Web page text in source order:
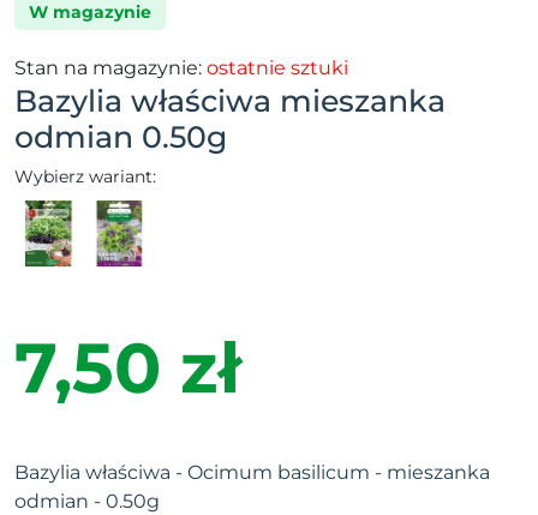
W magazynie
Stan na magazynie: ostatnie sztuki
Bazylia właściwa mieszanka
odmian 0.50g
Wybierz wariant:
7,50 zł
Bazylia właściwa - Ocimum basilicum - mieszanka
odmian - 0.50g